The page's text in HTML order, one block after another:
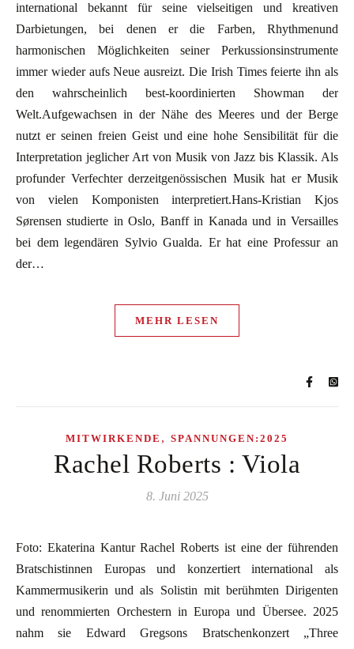
international bekannt für seine vielseitigen und kreativen
Darbietungen, bei denen er die Farben, Rhythmenund
harmonischen Möglichkeiten seiner Perkussionsinstrumente
immer wieder aufs Neue ausreizt. Die Irish Times feierte ihn als
den wahrscheinlich best-koordinierten Showman der
Welt.Aufgewachsen in der Nähe des Meeres und der Berge
nutzt er seinen freien Geist und eine hohe Sensibilität für die
Interpretation jeglicher Art von Musik von Jazz bis Klassik. Als
profunder Verfechter derzeitgenössischen Musik hat er Musik
von vielen Komponisten interpretiert.Hans-Kristian Kjos
Sørensen studierte in Oslo, Banff in Kanada und in Versailles
bei dem legendären Sylvio Gualda. Er hat eine Professur an
der…
MEHR LESEN
MITWIRKENDE , SPANNUNGEN:2025
Rachel Roberts : Viola
8. Juni 2025
Foto: Ekaterina Kantur Rachel Roberts ist eine der führenden
Bratschistinnen Europas und konzertiert international als
Kammermusikerin und als Solistin mit berühmten Dirigenten
und renommierten Orchestern in Europa und Übersee. 2025
nahm sie Edward Gregsons Bratschenkonzert „Three